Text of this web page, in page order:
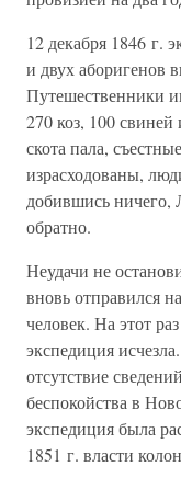
12 декабря 1846 г.
и двух аборигенов
Путешественники
270 коз, 100 свиней
скота пала,
израсходованы,
добившись ничего,
обратно.
Неудачи не
вновь отправился
человек. На этот
экспедиция
отсутствие
беспокойства в
экспедиция была
1851 г. власти